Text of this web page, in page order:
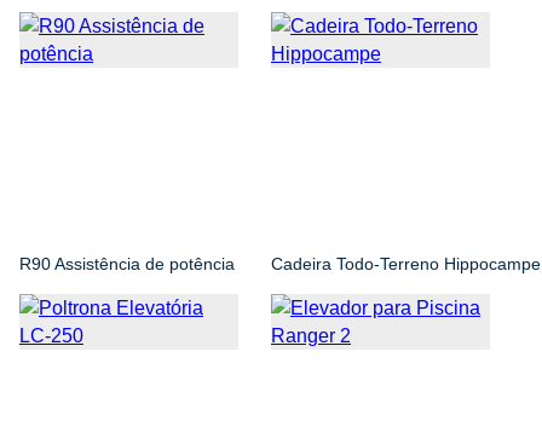
R90 Assistência de potência Cadeira Todo-Terreno Hippocampe